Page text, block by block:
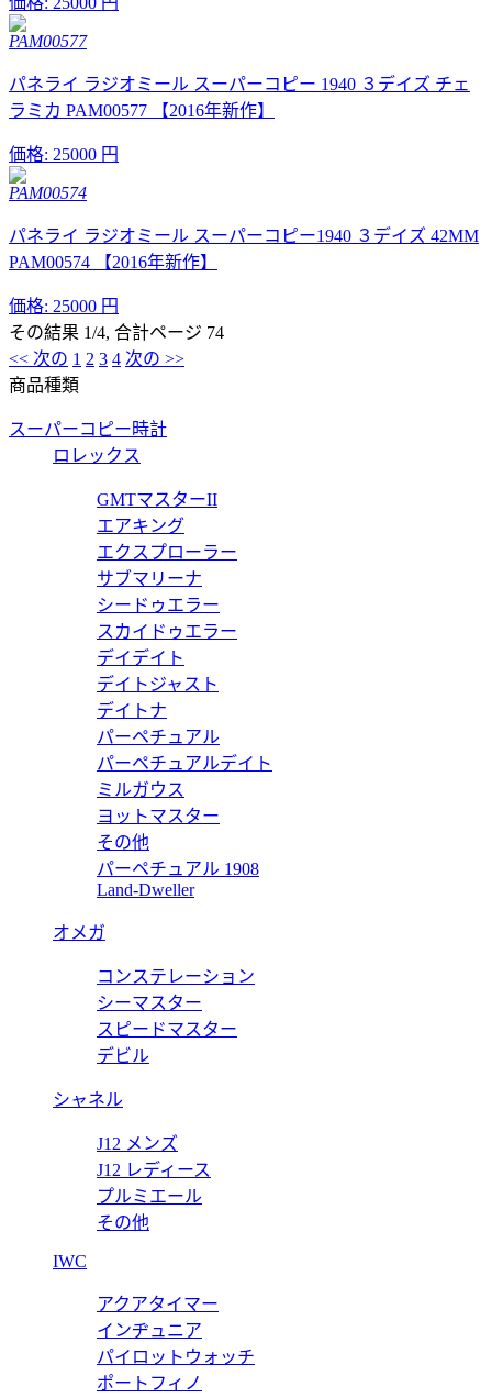
PAM00577
パネライ ラジオミール スーパーコピー 1940 ３デイズ チェ
ラミカ PAM00577 【2016年新作】
価格: 25000 円
PAM00574
パネライ ラジオミール スーパーコピー1940 ３デイズ 42MM
PAM00574 【2016年新作】
価格: 25000 円
その結果 1/4, 合計ページ 74
<< 次の 1 2 3 4 次の >>
商品種類
スーパーコピー時計
ロレックス
GMTマスターII
エアキング
エクスプローラー
サブマリーナ
シードゥエラー
スカイドゥエラー
デイデイト
デイトジャスト
デイトナ
パーペチュアル
パーペチュアルデイト
ミルガウス
ヨットマスター
その他
パーペチュアル 1908
Land-Dweller
オメガ
コンステレーション
シーマスター
スピードマスター
デビル
シャネル
J12 メンズ
J12 レディース
プルミエール
その他
IWC
アクアタイマー
インヂュニア
パイロットウォッチ
ポートフィノ